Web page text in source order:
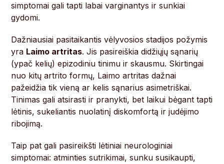
simptomai gali tapti labai varginantys ir sunkiai
gydomi.
Dažniausiai pasitaikantis vėlyvosios stadijos požymis
yra Laimo artritas. Jis pasireiškia didžiųjų sąnarių
(ypač kelių) epizodiniu tinimu ir skausmu. Skirtingai
nuo kitų artrito formų, Laimo artritas dažnai
pažeidžia tik vieną ar kelis sąnarius asimetriškai.
Tinimas gali atsirasti ir pranykti, bet laikui bėgant tapti
lėtinis, sukeliantis nuolatinį diskomfortą ir judėjimo
ribojimą.
Taip pat gali pasireikšti lėtiniai neurologiniai
simptomai: atminties sutrikimai, sunku susikaupti,